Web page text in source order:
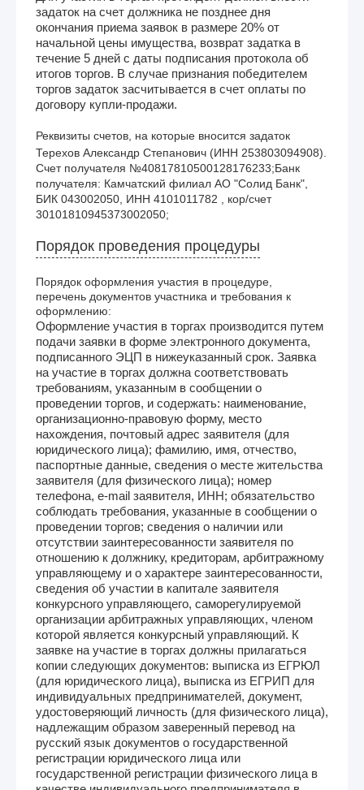
задаток на счет должника не позднее дня
окончания приема заявок в размере 20% от
начальной цены имущества, возврат задатка в
течение 5 дней с даты подписания протокола об
итогов торгов. В случае признания победителем
торгов задаток засчитывается в счет оплаты по
договору купли-продажи.
Реквизиты счетов, на которые вносится задаток
Терехов Александр Степанович (ИНН 253803094908).
Счет получателя №40817810500128176233;Банк
получателя: Камчатский филиал АО "Солид Банк",
БИК 043002050, ИНН 4101011782 , кор/счет
30101810945373002050;
Порядок проведения процедуры
Порядок оформления участия в процедуре,
перечень документов участника и требования к
оформлению:
Оформление участия в торгах производится путем
подачи заявки в форме электронного документа,
подписанного ЭЦП в нижеуказанный срок. Заявка
на участие в торгах должна соответствовать
требованиям, указанным в сообщении о
проведении торгов, и содержать: наименование,
организационно-правовую форму, место
нахождения, почтовый адрес заявителя (для
юридического лица); фамилию, имя, отчество,
паспортные данные, сведения о месте жительства
заявителя (для физического лица); номер
телефона, e-mail заявителя, ИНН; обязательство
соблюдать требования, указанные в сообщении о
проведении торгов; сведения о наличии или
отсутствии заинтересованности заявителя по
отношению к должнику, кредиторам, арбитражному
управляющему и о характере заинтересованности,
сведения об участии в капитале заявителя
конкурсного управляющего, саморегулируемой
организации арбитражных управляющих, членом
которой является конкурсный управляющий. К
заявке на участие в торгах должны прилагаться
копии следующих документов: выписка из ЕГРЮЛ
(для юридического лица), выписка из ЕГРИП для
индивидуальных предпринимателей, документ,
удостоверяющий личность (для физического лица),
надлежащим образом заверенный перевод на
русский язык документов о государственной
регистрации юридического лица или
государственной регистрации физического лица в